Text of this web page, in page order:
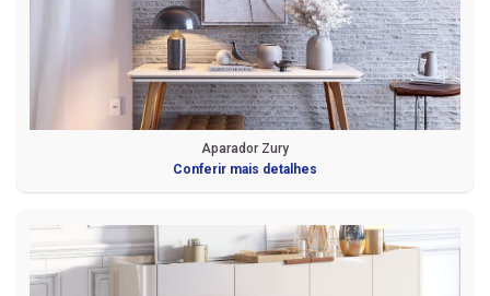
Aparador Zury
Conferir mais detalhes